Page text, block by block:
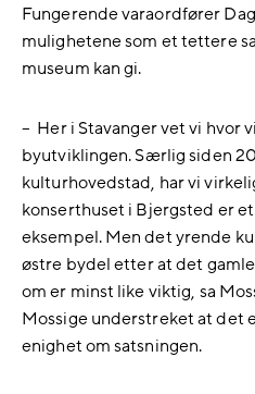
Fungerende varaordfører
mulighetene som et tettere
museum kan gi.
– Her i Stavanger vet vi hvor
byutviklingen. Særlig siden
kulturhovedstad, har vi
konserthuset i Bjergsted er
eksempel. Men det yrende
østre bydel etter at det
om er minst like viktig, sa
Mossige understreket at det
enighet om satsningen.